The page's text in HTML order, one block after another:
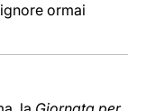
ormai